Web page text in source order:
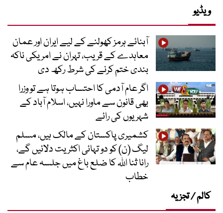
ویڈیو
آبنائے ہرمز کھولنے کے لیے ایران اور عمان
معاہدے کے قریب، تہران نے امریکی ناکہ
بندی ختم کرنے کی شرط رکھ دی
اگر عام آدمی کا احتساب ہوتا ہے تو وزرا
بھی قانون سے ماورا نہیں، اسلام آباد کے
شہریوں کی رائے
کشمیری پاکستان کے مالک ہیں، مسلم
لیگ (ن) کو دو تہائی اکثریت دلائیں گے،
رانا ثنا اللہ کا ضلع باغ میں جلسہ عام سے
خطاب
کالم / تجزیہ